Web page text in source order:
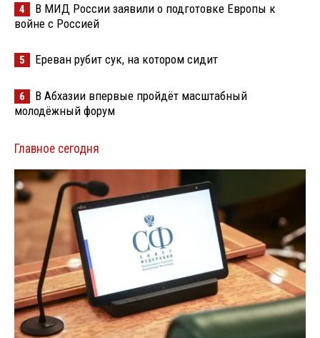
4
В МИД России заявили о подготовке Европы к
войне с Россией
5 Ереван рубит сук, на котором сидит
6
В Абхазии впервые пройдёт масштабный
молодёжный форум
Главное сегодня